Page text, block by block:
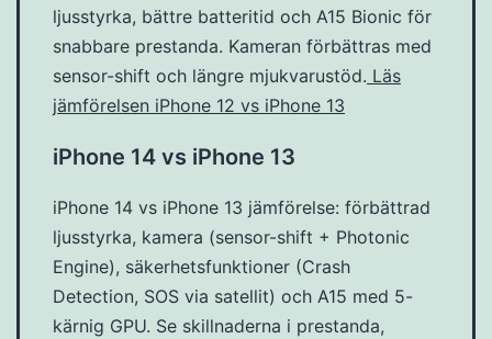
ljusstyrka, bättre batteritid och A15 Bionic för
snabbare prestanda. Kameran förbättras med
sensor-shift och längre mjukvarustöd. Läs
jämförelsen iPhone 12 vs iPhone 13
iPhone 14 vs iPhone 13
iPhone 14 vs iPhone 13 jämförelse: förbättrad
ljusstyrka, kamera (sensor-shift + Photonic
Engine), säkerhetsfunktioner (Crash
Detection, SOS via satellit) och A15 med 5-
kärnig GPU. Se skillnaderna i prestanda,